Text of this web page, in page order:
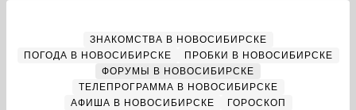
ЗНАКОМСТВА В НОВОСИБИРСКЕ
ПОГОДА В НОВОСИБИРСКЕ
ПРОБКИ В НОВОСИБИРСКЕ
ФОРУМЫ В НОВОСИБИРСКЕ
ТЕЛЕПРОГРАММА В НОВОСИБИРСКЕ
АФИША В НОВОСИБИРСКЕ
ГОРОСКОП